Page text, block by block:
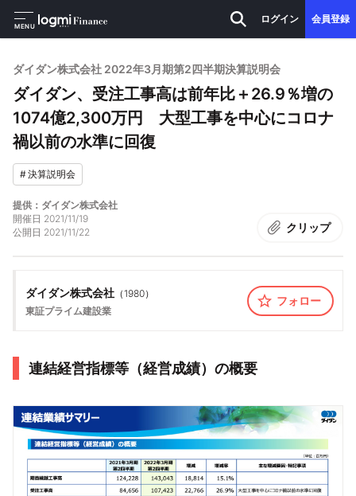
MENU
ログイン 会員登録
ダイダン株式会社 2022年3月期第2四半期決算説明会
ダイダン、受注工事高は前年比＋26.9％増の
1074億2,300万円 大型工事を中心にコロナ
禍以前の水準に回復
#決算説明会
提供：ダイダン株式会社
開催日 2021/11/19
公開日 2021/11/22 クリップ
ダイダン株式会社 （ 1980）
東証プライム建設業
フォロー
連結経営指標等（経営成績）の概要